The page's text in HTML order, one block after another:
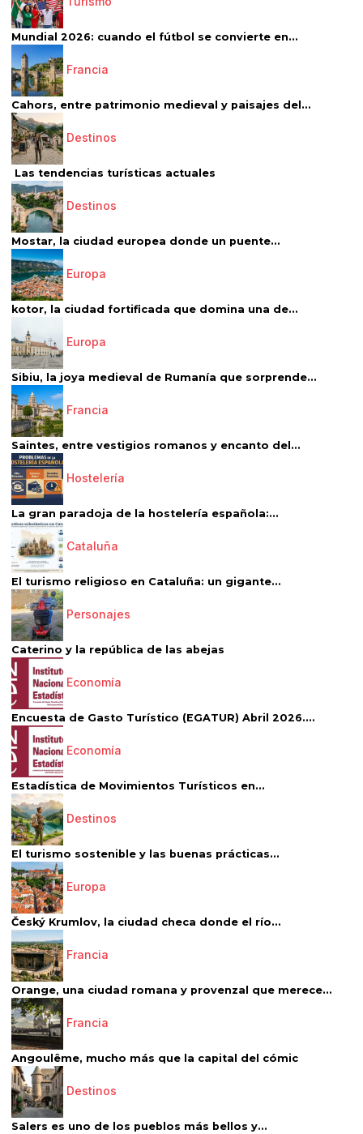
Mundial 2026: cuando el fútbol se convierte en...
Francia
Cahors, entre patrimonio medieval y paisajes del...
Destinos
Las tendencias turísticas actuales
Destinos
Mostar, la ciudad europea donde un puente...
Europa
kotor, la ciudad fortificada que domina una de...
Europa
Sibiu, la joya medieval de Rumanía que sorprende...
Francia
Saintes, entre vestigios romanos y encanto del...
Hostelería
La gran paradoja de la hostelería española:...
Cataluña
El turismo religioso en Cataluña: un gigante...
Personajes
Caterino y la república de las abejas
Economía
Encuesta de Gasto Turístico (EGATUR) Abril 2026....
Economía
Estadística de Movimientos Turísticos en...
Destinos
El turismo sostenible y las buenas prácticas...
Europa
Český Krumlov, la ciudad checa donde el río...
Francia
Orange, una ciudad romana y provenzal que merece...
Francia
Angoulême, mucho más que la capital del cómic
Destinos
Salers es uno de los pueblos más bellos y...